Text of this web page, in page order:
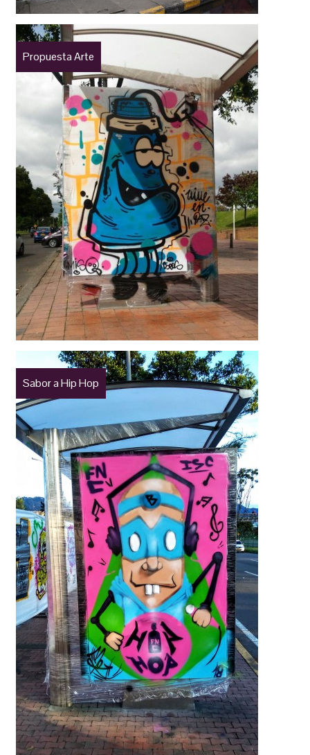
Propuesta Arte
Sabor a Hip Hop